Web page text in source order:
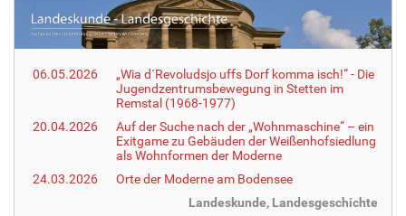
:
06.05.2026
„Wia d´Revoludsjo uffs Dorf komma isch!“ - Die
Jugendzentrumsbewegung in Stetten im
Remstal (1968-1977)
20.04.2026
Auf der Suche nach der „Wohnmaschine“ – ein
Exitgame zu Gebäuden der Weißenhofsiedlung
als Wohnformen der Moderne
24.03.2026
Orte der Moderne am Bodensee
Landeskunde, Landesgeschichte